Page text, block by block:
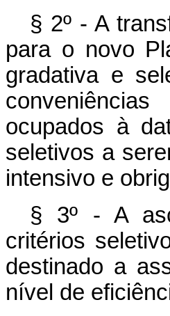
§ 2º - A
para o novo
gradativa e
ocupados à
seletivos a
intensivo e
§ 3º - A
critérios
destinado a
nível de